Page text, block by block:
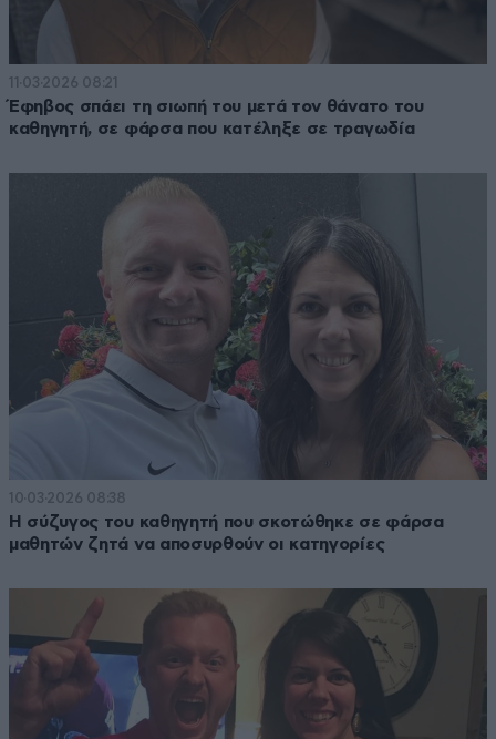
11·03·2026 08:21
Έφηβος σπάει τη σιωπή του μετά τον θάνατο του
καθηγητή, σε φάρσα που κατέληξε σε τραγωδία
10·03·2026 08:38
Η σύζυγος του καθηγητή που σκοτώθηκε σε φάρσα
μαθητών ζητά να αποσυρθούν οι κατηγορίες